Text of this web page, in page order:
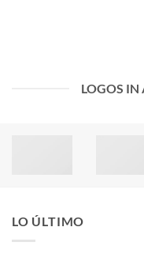
LOGOS IN
LO ÚLTIMO